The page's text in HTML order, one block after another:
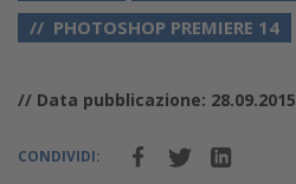
PHOTOSHOP PREMIERE 14
// Data pubblicazione: 28.09.2015
CONDIVIDI: